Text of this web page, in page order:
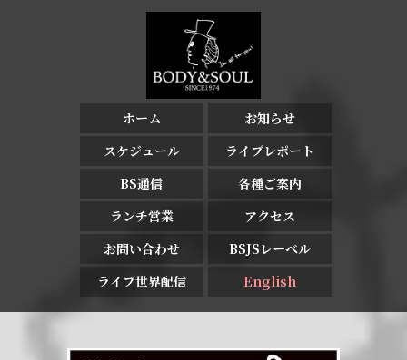
ホーム
お知らせ
スケジュール
ライブレポート
BS通信
各種ご案内
ランチ営業
アクセス
お問い合わせ
BSJSレーベル
ライブ世界配信
English